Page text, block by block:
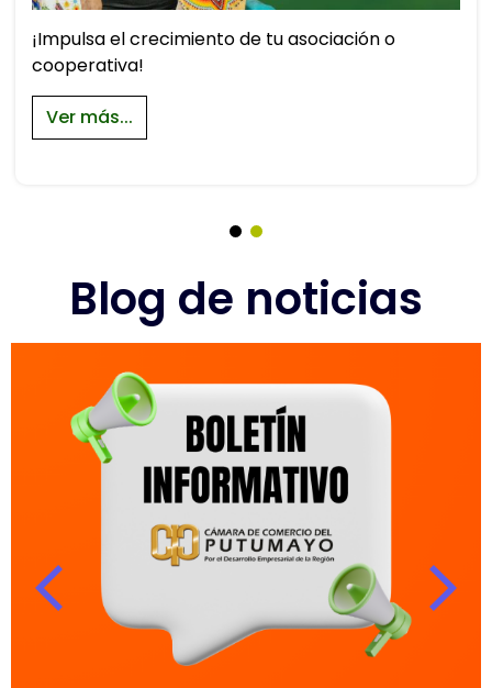
¡Impulsa el crecimiento de tu asociación o
cooperativa!
Ver más...
Blog de noticias